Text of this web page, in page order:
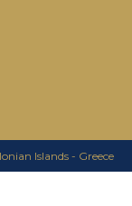
Islands - Greece